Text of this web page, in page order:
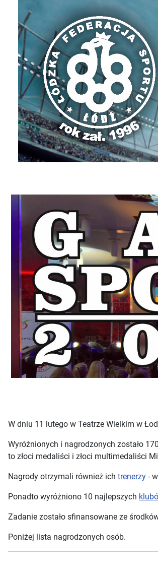
W dniu 11 lutego w Teatrze Wielkim w
Wyróżnionych i nagrodzonych zostało
to złoci medaliści i złoci multimedaliści
Nagrody otrzymali również ich trenerzy -
Ponadto wyróżniono 10 najlepszych
Zadanie zostało sfinansowane ze
Poniżej lista nagrodzonych osób.